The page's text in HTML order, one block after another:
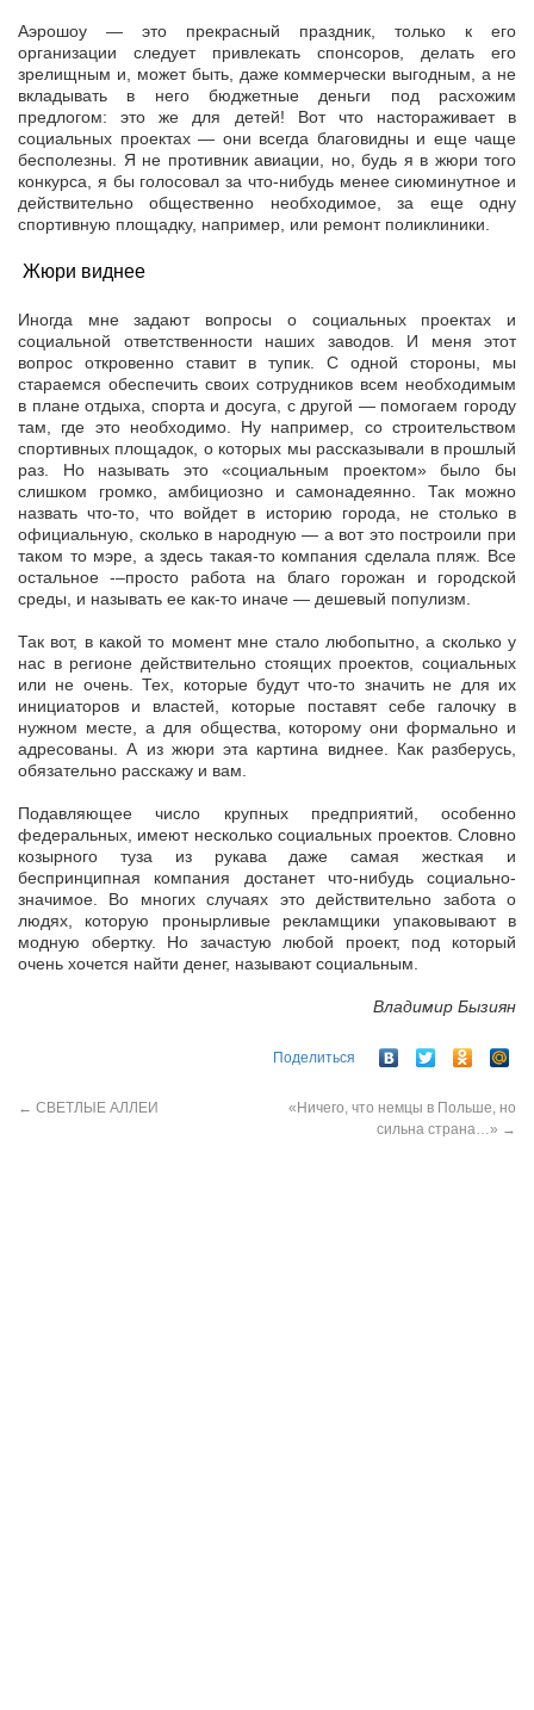
Аэрошоу — это прекрасный праздник, только к его
организации следует привлекать спонсоров, делать его
зрелищным и, может быть, даже коммерчески выгодным, а не
вкладывать в него бюджетные деньги под расхожим
предлогом: это же для детей! Вот что настораживает в
социальных проектах — они всегда благовидны и еще чаще
бесполезны. Я не противник авиации, но, будь я в жюри того
конкурса, я бы голосовал за что-нибудь менее сиюминутное и
действительно общественно необходимое, за еще одну
спортивную площадку, например, или ремонт поликлиники.
Жюри виднее
Иногда мне задают вопросы о социальных проектах и
социальной ответственности наших заводов. И меня этот
вопрос откровенно ставит в тупик. С одной стороны, мы
стараемся обеспечить своих сотрудников всем необходимым
в плане отдыха, спорта и досуга, с другой — помогаем городу
там, где это необходимо. Ну например, со строительством
спортивных площадок, о которых мы рассказывали в прошлый
раз. Но называть это «социальным проектом» было бы
слишком громко, амбициозно и самонадеянно. Так можно
назвать что-то, что войдет в историю города, не столько в
официальную, сколько в народную — а вот это построили при
таком то мэре, а здесь такая-то компания сделала пляж. Все
остальное -–просто работа на благо горожан и городской
среды, и называть ее как-то иначе — дешевый популизм.
Так вот, в какой то момент мне стало любопытно, а сколько у
нас в регионе действительно стоящих проектов, социальных
или не очень. Тех, которые будут что-то значить не для их
инициаторов и властей, которые поставят себе галочку в
нужном месте, а для общества, которому они формально и
адресованы. А из жюри эта картина виднее. Как разберусь,
обязательно расскажу и вам.
Подавляющее число крупных предприятий, особенно
федеральных, имеют несколько социальных проектов. Словно
козырного туза из рукава даже самая жесткая и
беспринципная компания достанет что-нибудь социально-
значимое. Во многих случаях это действительно забота о
людях, которую пронырливые рекламщики упаковывают в
модную обертку. Но зачастую любой проект, под который
очень хочется найти денег, называют социальным.
Владимир Бызиян
Поделиться
← СВЕТЛЫЕ АЛЛЕИ
«Ничего, что немцы в Польше, но
сильна страна…» →